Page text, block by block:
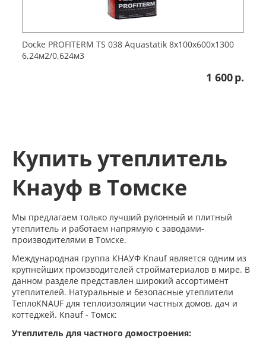
Docke PROFITERM TS 038 Aquastatik 8x100x600x1300
6,24м2/0,624м3
1 600р.
Купить утеплитель
Кнауф в Томске
Мы предлагаем только лучший рулонный и плитный
утеплитель и работаем напрямую с заводами-
производителями в Томске.
Международная группа КНАУФ Knauf является одним из
крупнейших производителей стройматериалов в мире. В
данном разделе представлен широкий ассортимент
утеплителей. Натуральные и безопасные утеплители
ТеплоKNAUF для теплоизоляции частных домов, дач и
коттеджей. Knauf - Томск:
Утеплитель для частного домостроения: